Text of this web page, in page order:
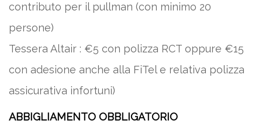
contributo per il pullman (con minimo 20
persone)
Tessera Altair : €5 con polizza RCT oppure €15
con adesione anche alla FiTel e relativa polizza
assicurativa infortuni)
ABBIGLIAMENTO OBBLIGATORIO